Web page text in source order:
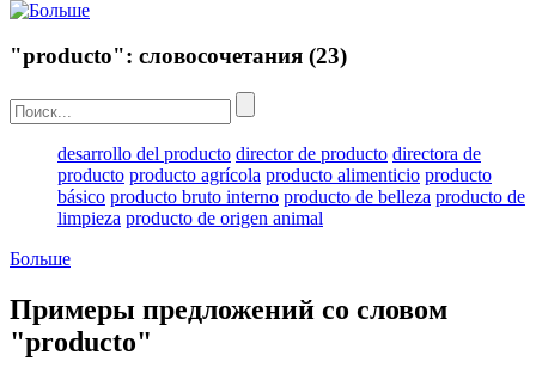
"producto": словосочетания (23)
desarrollo del producto director de producto directora de
producto producto agrícola producto alimenticio producto
básico producto bruto interno producto de belleza producto de
limpieza producto de origen animal
Больше
Примеры предложений со словом
"producto"